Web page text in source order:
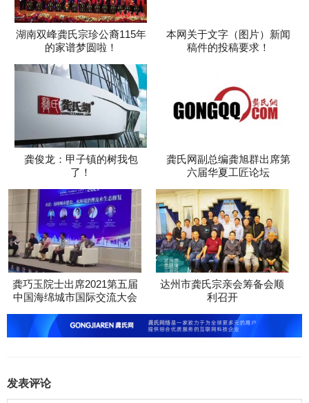
湖南双峰龚氏宗珍公裔115年
的家谱梦圆啦！
本网关于文字（图片）新闻
稿件的投稿要求！
龚俊龙：甲子镇的树我包
了！
龚氏网副总编龚旭群出席第
六届华夏工匠论坛
龚巧玉院士出席2021第五届
中国海绵城市国际交流大会
达州市龚氏宗亲会筹备会顺
利召开
发表评论